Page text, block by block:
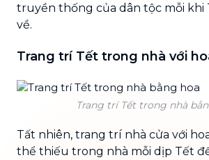
truyền thống của dân tộc mỗi khi
về.
Trang trí Tết trong nhà với
Trang trí Tết trong nhà
Tất nhiên, trang trí nhà cửa với
thể thiếu trong nhà mỗi dịp Tết